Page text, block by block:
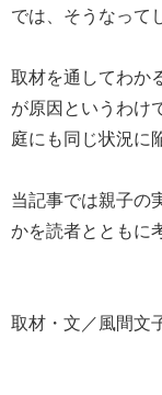
では、そうなって
取材を通してわか
が原因というわけ
庭にも同じ状況に
当記事では親子の
かを読者とともに
取材・文／風間文